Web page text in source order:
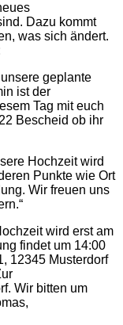
Dazu kommt
was sich ändert.
geplante
ist der
Tag mit euch
Bescheid ob ihr
Hochzeit wird
Punkte wie Ort
Wir freuen uns
wird erst am
findet um 14:00
12345 Musterdorf
Wir bitten um